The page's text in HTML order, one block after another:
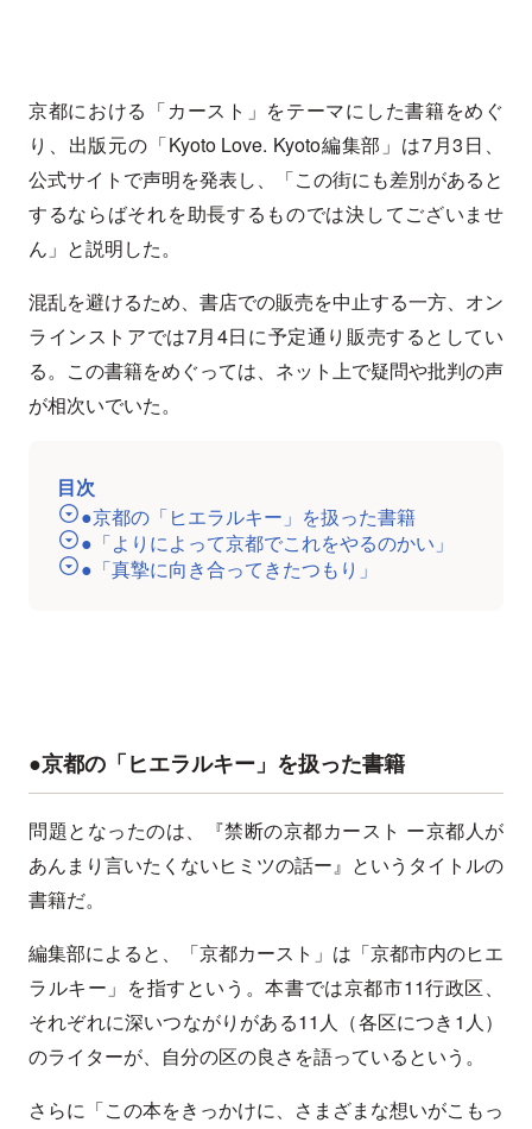
京都における「カースト」をテーマにした書籍をめぐ
り、出版元の「Kyoto Love. Kyoto編集部」は7月3日、
公式サイトで声明を発表し、「この街にも差別があると
するならばそれを助長するものでは決してございませ
ん」と説明した。
混乱を避けるため、書店での販売を中止する一方、オン
ラインストアでは7月4日に予定通り販売するとしてい
る。この書籍をめぐっては、ネット上で疑問や批判の声
が相次いでいた。
目次
●京都の「ヒエラルキー」を扱った書籍
●「よりによって京都でこれをやるのかい」
●「真摯に向き合ってきたつもり」
●京都の「ヒエラルキー」を扱った書籍
問題となったのは、『禁断の京都カースト ー京都人が
あんまり言いたくないヒミツの話ー』というタイトルの
書籍だ。
編集部によると、「京都カースト」は「京都市内のヒエ
ラルキー」を指すという。本書では京都市11行政区、
それぞれに深いつながりがある11人（各区につき1人）
のライターが、自分の区の良さを語っているという。
さらに「この本をきっかけに、さまざまな想いがこもっ